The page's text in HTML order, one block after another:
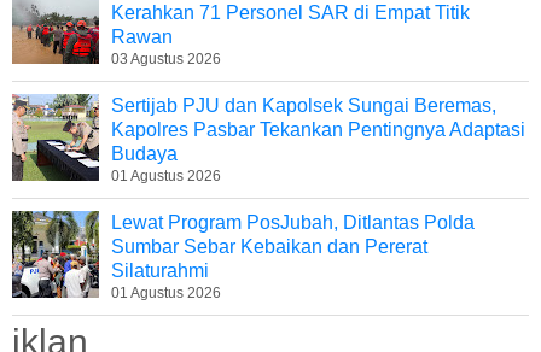
Kerahkan 71 Personel SAR di Empat Titik
Rawan
03 Agustus 2026
Sertijab PJU dan Kapolsek Sungai Beremas,
Kapolres Pasbar Tekankan Pentingnya Adaptasi
Budaya
01 Agustus 2026
Lewat Program PosJubah, Ditlantas Polda
Sumbar Sebar Kebaikan dan Pererat
Silaturahmi
01 Agustus 2026
iklan